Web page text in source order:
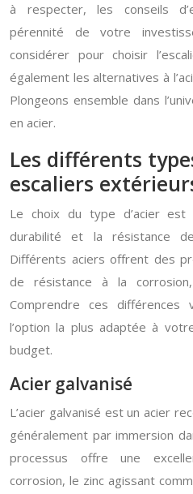
à respecter, les conseils
pérennité de votre
considérer pour choisir
également les alternatives à
Plongeons ensemble dans
en acier.
Les différents
escaliers
Le choix du type d’acier est
durabilité et la résistance
Différents aciers offrent des
de résistance à la
Comprendre ces différences
l’option la plus adaptée à
budget.
Acier galvanisé
L’acier galvanisé est un acier
généralement par immersion
processus offre une
corrosion, le zinc agissant